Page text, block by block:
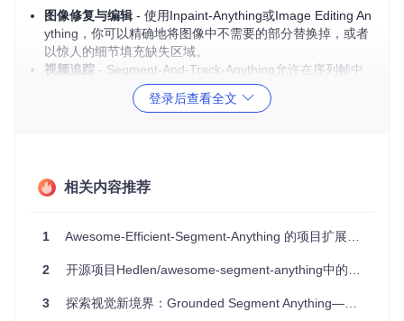
图像修复与编辑 - 使用Inpaint-Anything或Image Editing An
ything，你可以精确地将图像中不需要的部分替换掉，或者
以惊人的细节填充缺失区域。
视频追踪 - Segment-And-Track-Anything允许在序列帧中
跟踪并分割目标物体，这对于监控和运动分析特别有用。
- SAM-Medical-Imaging展示了如何利用SAM
别不寻常的对象或行为。
多样化的应用- 从图像分割到语义理解和视频处理，这个库
持续更新- 社区成员不断贡献新的项目和研究成果，确保了
资源的时效性和实用性。
易于集成- 许多项目提供Colab notebook和清晰的文档，便
登录后查看全文
相关内容推荐
1 Awesome-Efficient-Segment-Anything 的项目扩展与二次开发
2 开源项目Hedlen/awesome-segment-anything中的Medical SAM Adapter技术解析
3 探索视觉新境界：Grounded Segment Anything——从物体到部件的自由编辑